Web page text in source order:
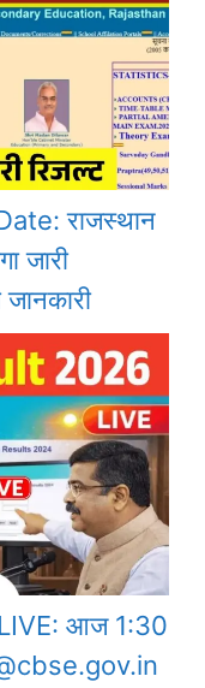
राजस्थान
जारी
आज 1:30